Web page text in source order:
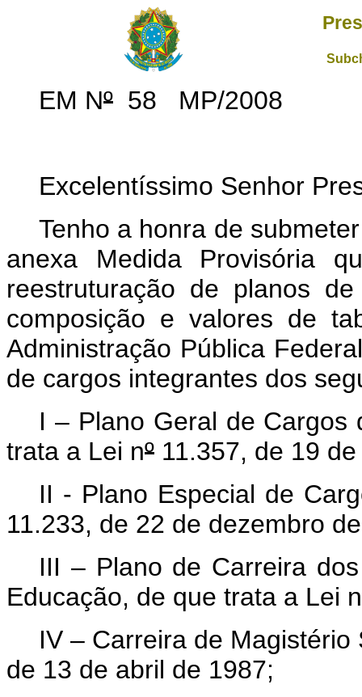
EM Nº 58 MP/2008
Excelentíssimo Senhor
Tenho a honra de
anexa Medida Provisória
reestruturação de planos
composição e valores de
Administração Pública
de cargos integrantes dos
I – Plano Geral de Cargos
trata a Lei nº 11.357, de 19
II - Plano Especial de
11.233, de 22 de dezembro
III – Plano de Carreira
Educação, de que trata a Lei n
IV – Carreira de
de 13 de abril de 1987;